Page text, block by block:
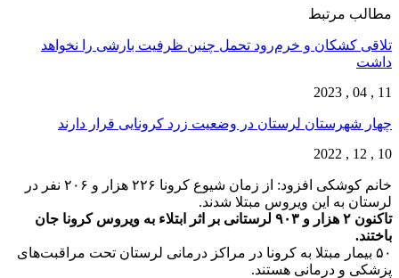
مطالب مرتبط
تلاقی کشکان و خرم‌رود تحمل چنین ظرفیت بارشی را نخواهد
داشت
11 , 04 , 2023
چهار شهرستان لرستان در وضعیت زرد کرونایی قرار دارند
10 , 12 , 2022
خانم کوشکی افزود: از زمان شیوع کرونا ۲۲۶ هزار و ۲۰۶ نفر در
لرستان به این ویروس مبتلا شدند.
تاکنون ۲ هزار و ۹۰۳ لرستانی بر اثر ابتلاء به ویروس کرونا جان
باختند.
۵۰ بیمار مبتلا به کرونا در مراکز درمانی لرستان تحت مراقبت‌های
پزشکی و درمانی هستند.